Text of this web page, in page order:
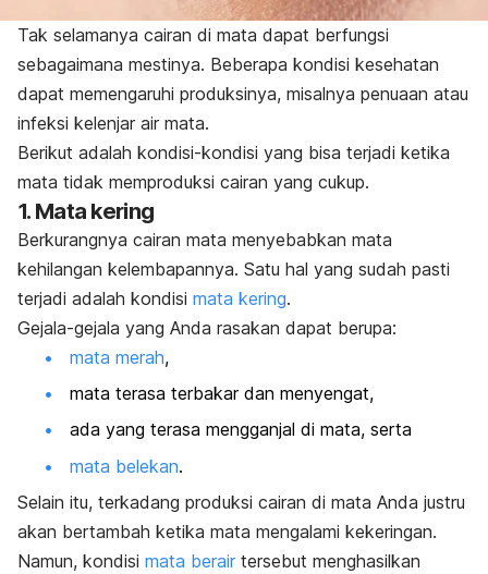
Tak selamanya cairan di mata dapat berfungsi
sebagaimana mestinya. Beberapa kondisi kesehatan
dapat memengaruhi produksinya, misalnya penuaan atau
infeksi kelenjar air mata.
Berikut adalah kondisi-kondisi yang bisa terjadi ketika
mata tidak memproduksi cairan yang cukup.
1. Mata kering
Berkurangnya cairan mata menyebabkan mata
kehilangan kelembapannya. Satu hal yang sudah pasti
terjadi adalah kondisi mata kering.
Gejala-gejala yang Anda rasakan dapat berupa:
mata merah,
mata terasa terbakar dan menyengat,
ada yang terasa mengganjal di mata, serta
mata belekan.
Selain itu, terkadang produksi cairan di mata Anda justru
akan bertambah ketika mata mengalami kekeringan.
Namun, kondisi mata berair tersebut menghasilkan